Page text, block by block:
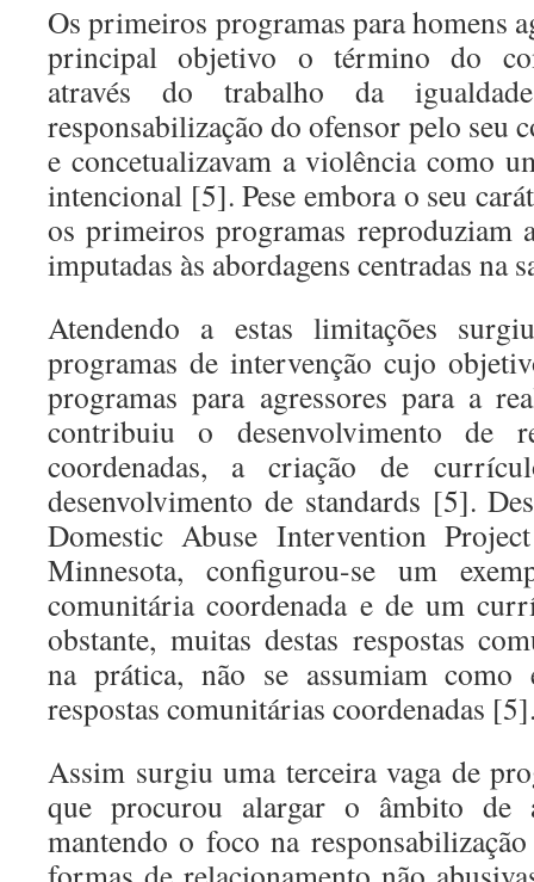
Os primeiros programas para homens
principal objetivo o término do
através do trabalho da
responsabilização do ofensor pelo seu
e concetualizavam a violência como
intencional [5]. Pese embora o seu
os primeiros programas reproduziam
imputadas às abordagens centradas na
Atendendo a estas limitações
programas de intervenção cujo
programas para agressores para a
contribuiu o desenvolvimento de
coordenadas, a criação de
desenvolvimento de standards [5].
Domestic Abuse Intervention
Minnesota, configurou-se um
comunitária coordenada e de um
obstante, muitas destas respostas
na prática, não se assumiam como
respostas comunitárias coordenadas
Assim surgiu uma terceira vaga de
que procurou alargar o âmbito de
mantendo o foco na